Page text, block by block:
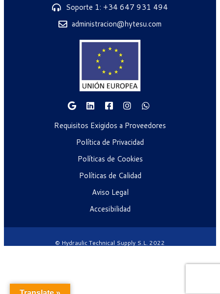
Soporte 1: +34 647 931 494
administracion@hytesu.com
Requisitos Exigidos a Proveedores
Política de Privacidad
Políticas de Cookies
Políticas de Calidad
Aviso Legal
Accesibilidad
© Hydraulic Technical Supply S.L. 2022